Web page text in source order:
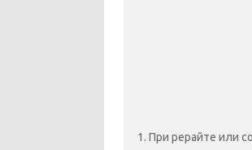
1. При рерайте или